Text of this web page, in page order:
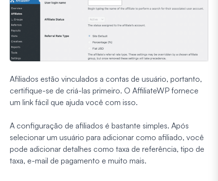
Afiliados estão vinculados a contas de usuário, portanto,
certifique-se de criá-las primeiro. O AffiliateWP fornece
um link fácil que ajuda você com isso.
A configuração de afiliados é bastante simples. Após
selecionar um usuário para adicionar como afiliado, você
pode adicionar detalhes como taxa de referência, tipo de
taxa, e-mail de pagamento e muito mais.